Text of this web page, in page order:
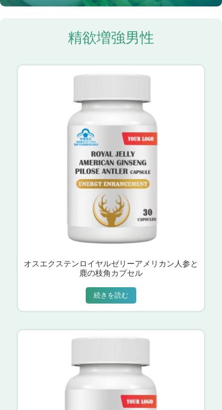
精欲増強男性
オスエクステンロイヤルゼリーアメリカン人参と
鹿の枝角カプセル
続きを読む